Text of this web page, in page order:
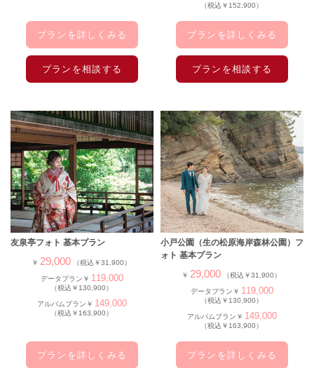
プランを詳しくみる
プランを相談する
（税込￥152,900）
プランを詳しくみる
プランを相談する
友泉亭フォト 基本プラン
￥ 29,000 （税込￥31,900）
データプラン￥ 119,000
（税込￥130,900）
アルバムプラン￥ 149,000
（税込￥163,900）
プランを詳しくみる
小戸公園（生の松原海岸森林公園）フ
ォト 基本プラン
￥ 29,000 （税込￥31,900）
データプラン￥ 119,000
（税込￥130,900）
アルバムプラン￥ 149,000
（税込￥163,900）
プランを詳しくみる